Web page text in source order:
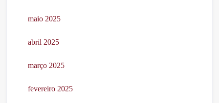
maio 2025
abril 2025
março 2025
fevereiro 2025